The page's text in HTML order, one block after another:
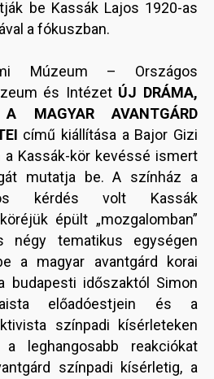
be Kassák Lajos 1920-as
a fókuszban.
Múzeum – Országos
és Intézet ÚJ DRÁMA,
MAGYAR AVANTGÁRD
című kiállítása a Bajor Gizi
Kassák-kör kevéssé ismert
mutatja be. A színház a
kérdés volt Kassák
épült „mozgalomban”
négy tematikus egységen
a magyar avantgárd korai
budapesti időszaktól Simon
előadóestjein és a
színpadi kísérleteken
leghangosabb reakciókat
színpadi kísérletig, a